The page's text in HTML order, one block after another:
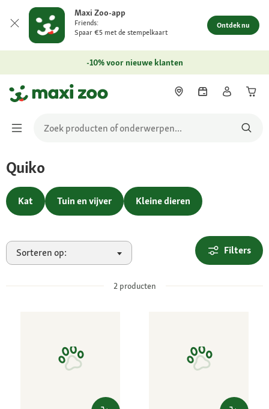
Maxi Zoo-app
Friends:
Spaar €5 met de stempelkaart
Ontdek nu
-10% voor nieuwe klanten
Quiko
Kat Tuin en vijver Kleine dieren
Sorteren op: Filters
2producten